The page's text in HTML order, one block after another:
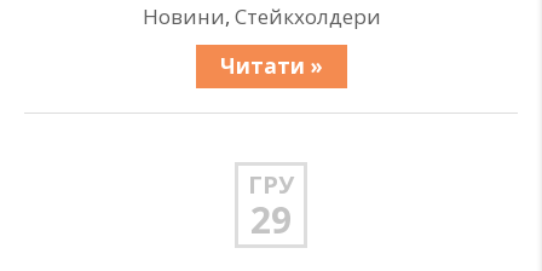
Новини, Стейкхолдери
Читати »
ГРУ
29